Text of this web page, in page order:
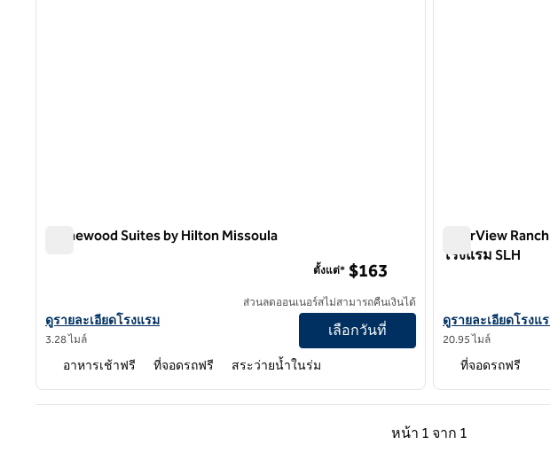
Homewood Suites by Hilton Missoula
ดูรายละเอียดโรงแรม Homewood Suites by Hilton Missoula
ดูรายละเอียดโรงแรม
3.28 ไมล์
ตั้งแต่* $163
ส่วนลดออนเนอร์สไม่สามารถคืนเงินได้
เลือกวันที่
อาหารเช้าฟรี ที่จอดรถฟรี สระว่ายน้ำในร่ม
RiverView
โรงแรม SLH
RiverView
ดูรายละเอียดโรงแร
ดูรายละเอียดโรงแ
20.95 ไมล์
ที่จอดรถฟรี
หน้า 1 จาก 1
หน้าก่อน, 1 จาก 1
หน้า 1 จาก 1